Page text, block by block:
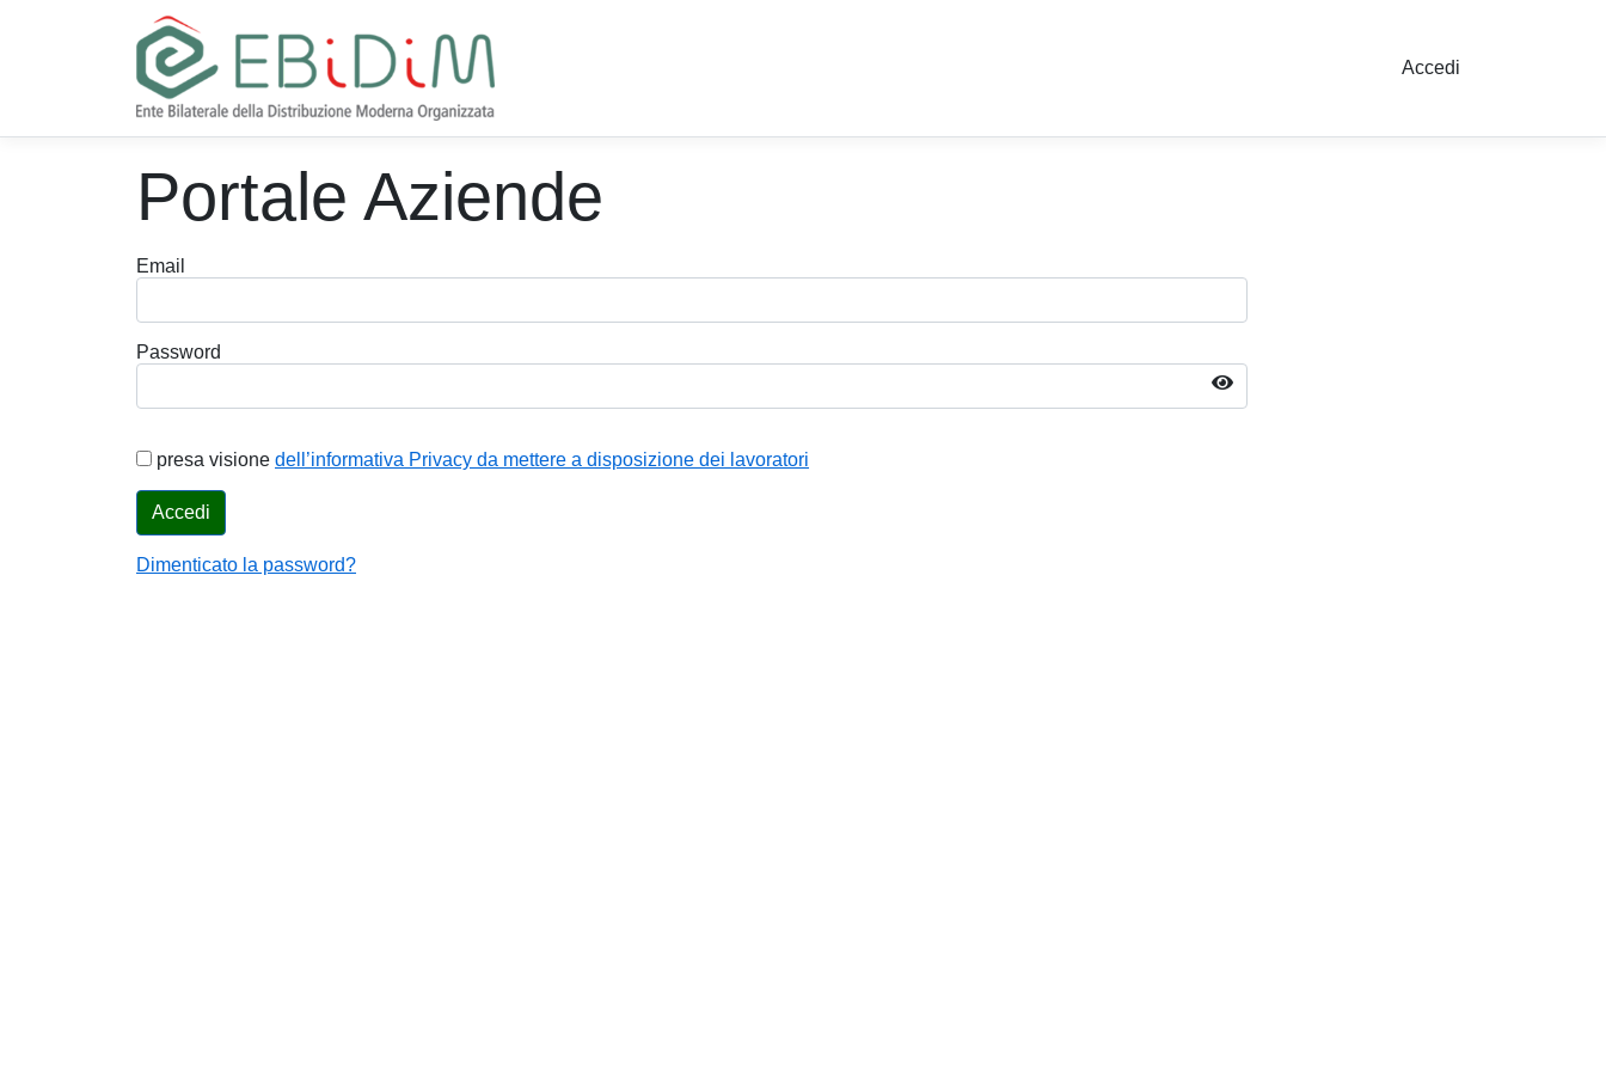
Accedi
Portale Aziende
Email
Password
presa visione dell’informativa Privacy da mettere a disposizione dei lavoratori
Accedi
Dimenticato la password?